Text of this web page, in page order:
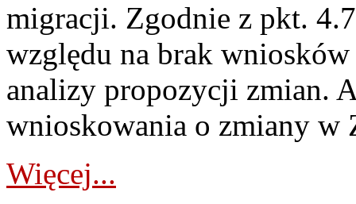
migracji. Zgodnie z pkt.
względu na brak
analizy propozycji zmian.
wnioskowania o zmiany w
Więcej...